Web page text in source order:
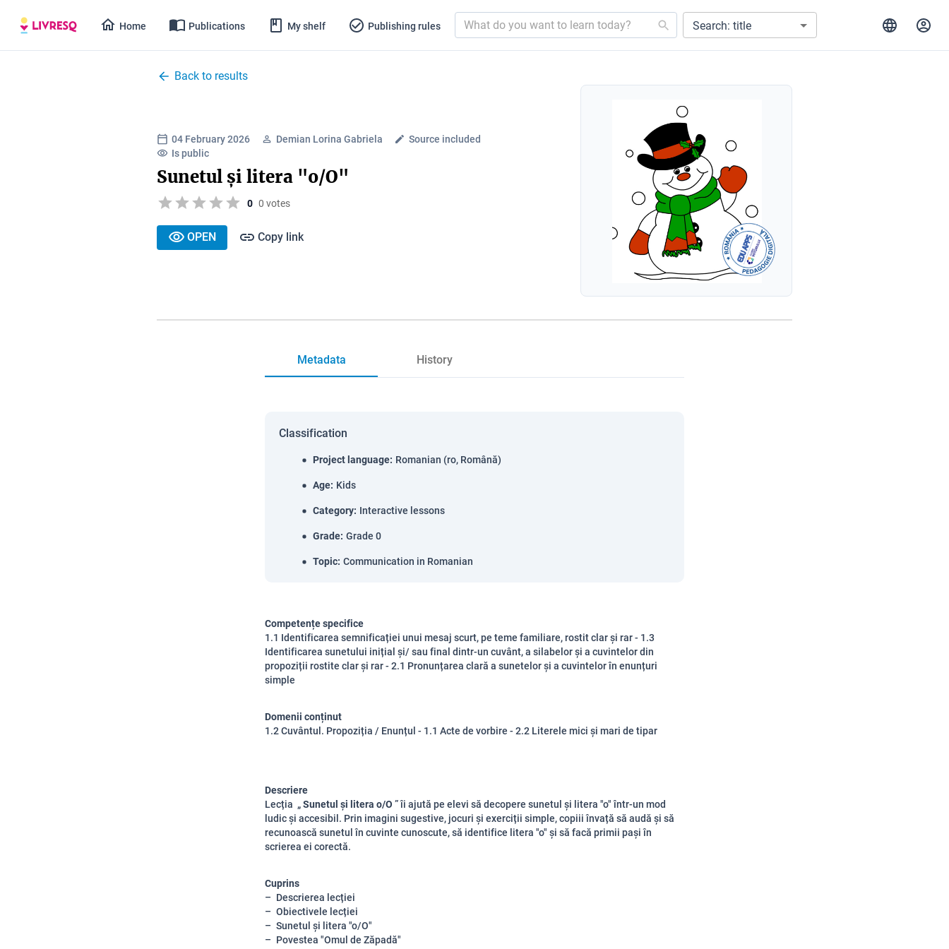
Home Publications My shelf Publishing rules Search: title
Back to results
04 February 2026 Demian Lorina Gabriela
Source included
Is public
Sunetul și litera "o/O"
0 0 votes
OPEN Copy link
Metadata History
Classification
Project language: Romanian (ro, Română)
Age: Kids
Category: Interactive lessons
Grade: Grade 0
Topic: Communication in Romanian
Competențe specifice
1.1 Identificarea semnificației unui mesaj scurt, pe teme familiare, rostit clar și rar - 1.3
Identificarea sunetului inițial și/ sau final dintr-un cuvânt, a silabelor și a cuvintelor din
propoziții rostite clar și rar - 2.1 Pronunțarea clară a sunetelor și a cuvintelor în enunțuri
simple
Domenii conținut
1.2 Cuvântul. Propoziția / Enunțul - 1.1 Acte de vorbire - 2.2 Literele mici și mari de tipar
Descriere
Lecția „Sunetul și litera o/O ” îi ajută pe elevi să decopere sunetul și litera "o" într-un mod
ludic și accesibil. Prin imagini sugestive, jocuri și exerciții simple, copiii învață să audă și să
recunoască sunetul în cuvinte cunoscute, să identifice litera "o" și să facă primii pași în
scrierea ei corectă.
Cuprins
Descrierea lecției
Obiectivele lecției
Sunetul și litera "o/O"
Povestea "Omul de Zăpadă"